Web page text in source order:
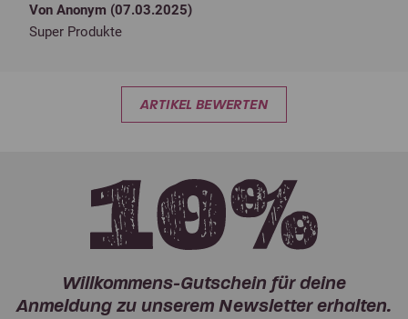
Von Anonym (07.03.2025)
Super Produkte
ARTIKEL BEWERTEN
Willkommens-Gutschein für deine
Anmeldung zu unserem Newsletter erhalten.